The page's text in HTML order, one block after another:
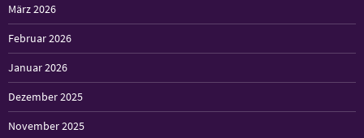
März 2026
Februar 2026
Januar 2026
Dezember 2025
November 2025